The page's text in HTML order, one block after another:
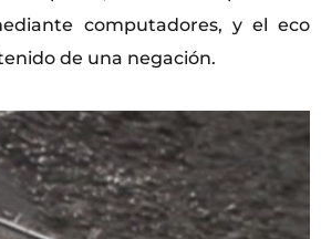
computadores, y el eco
de una negación.